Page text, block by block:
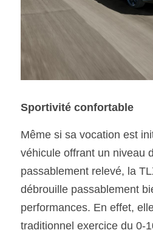
Sportivité confortable
Même si sa vocation est
véhicule offrant un niveau
passablement relevé, la
débrouille passablement
performances. En effet,
traditionnel exercice du 0-